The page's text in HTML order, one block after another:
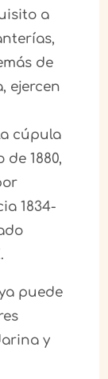
a
de
ejercen
cúpula
1880,
1834-
puede
y